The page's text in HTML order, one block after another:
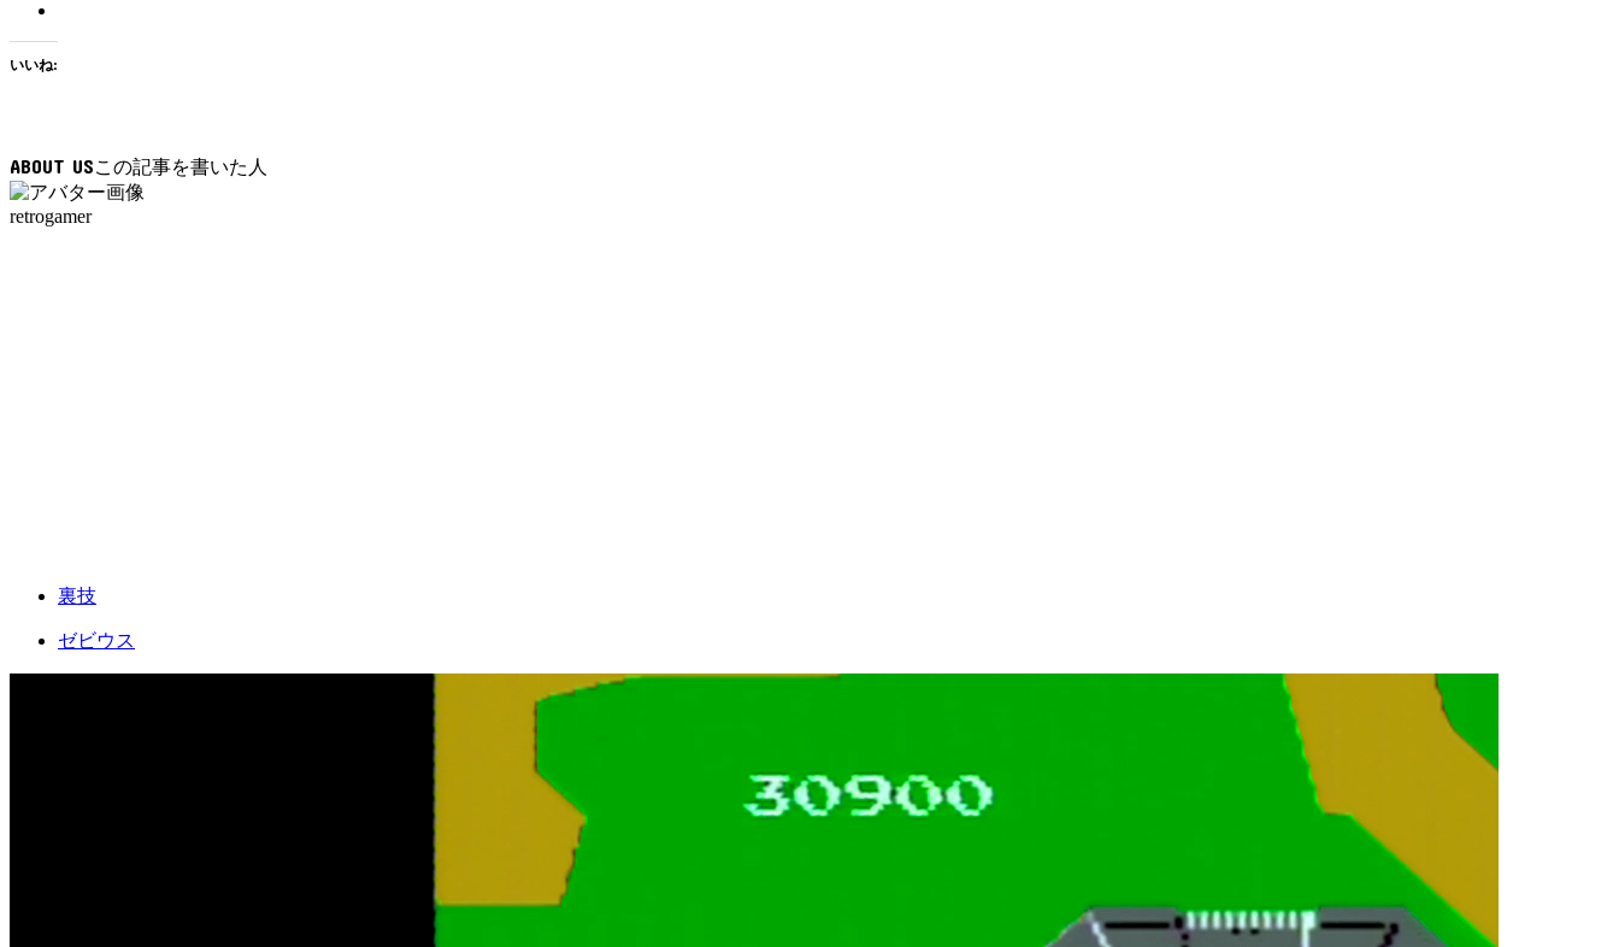
いいね:
ABOUT US
retrogamer
裏技
ゼビウス